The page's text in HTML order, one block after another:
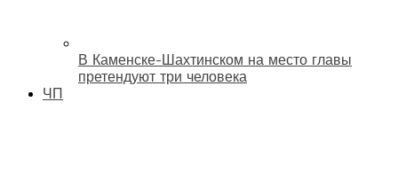
В Каменске-Шахтинском на место главы
претендуют три человека
ЧП